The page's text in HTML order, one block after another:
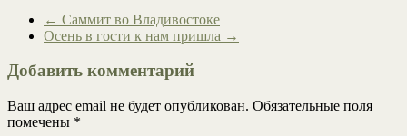
← Саммит во Владивостоке
Осень в гости к нам пришла →
Добавить комментарий
Ваш адрес email не будет опубликован. Обязательные поля
помечены *